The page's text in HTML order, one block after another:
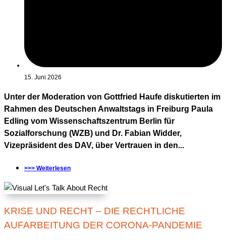
15. Juni 2026
Unter der Moderation von Gottfried Haufe diskutierten im
Rahmen des Deutschen Anwaltstags in Freiburg Paula
Edling vom Wissenschaftszentrum Berlin für
Sozialforschung (WZB) und Dr. Fabian Widder,
Vizepräsident des DAV, über Vertrauen in den...
>>> Weiterlesen
KRISE UND RECHT – DIE RECHTLICHE
AUFARBEITUNG DER CORONA-PANDEMIE